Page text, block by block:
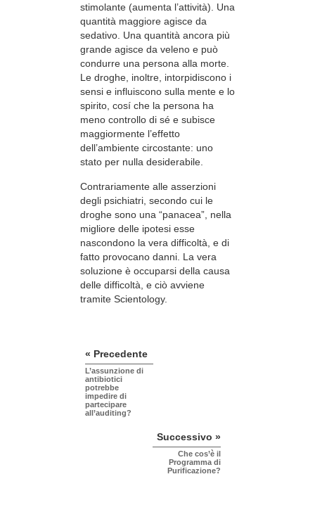
stimolante (aumenta l’attività). Una
quantità maggiore agisce da
sedativo. Una quantità ancora più
grande agisce da veleno e può
condurre una persona alla morte.
Le droghe, inoltre, intorpidiscono i
sensi e influiscono sulla mente e lo
spirito, cosí che la persona ha
meno controllo di sé e subisce
maggiormente l’effetto
dell’ambiente circostante: uno
stato per nulla desiderabile.
Contrariamente alle asserzioni
degli psichiatri, secondo cui le
droghe sono una “panacea”, nella
migliore delle ipotesi esse
nascondono la vera difficoltà, e di
fatto provocano danni. La vera
soluzione è occuparsi della causa
delle difficoltà, e ciò avviene
tramite Scientology.
« Precedente
L’assunzione di
antibiotici
potrebbe
impedire di
partecipare
all’auditing?
Successivo »
Che cos’è il
Programma di
Purificazione?